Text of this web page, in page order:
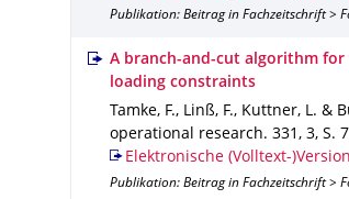
Publikation: Beitrag in Fachzeitschrift >
A branch-and-cut algorithm
loading constraints
Tamke, F., Linß, F., Kuttner, L. &
operational research. 331 , 3, S.
Elektronische (Volltext-)Version
Publikation: Beitrag in Fachzeitschrift >